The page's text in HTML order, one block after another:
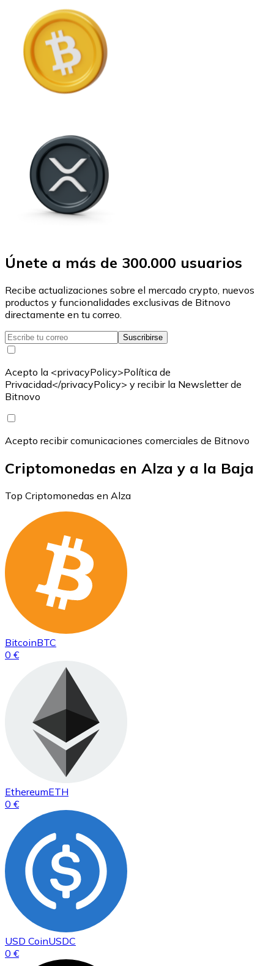
Únete a más de 300.000 usuarios
Recibe actualizaciones sobre el mercado crypto, nuevos
productos y funcionalidades exclusivas de Bitnovo
directamente en tu correo.
Suscribirse
Acepto la <privacyPolicy>Política de
Privacidad</privacyPolicy> y recibir la Newsletter de
Bitnovo
Acepto recibir comunicaciones comerciales de Bitnovo
Criptomonedas en Alza y a la Baja
Top Criptomonedas en Alza
BitcoinBTC
0 €
EthereumETH
0 €
USD CoinUSDC
0 €